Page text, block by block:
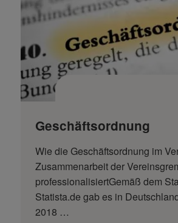
Geschäftsordnung
Wie die Geschäftsordnung im
Zusammenarbeit der
professionalisiertGemäß dem
Statista.de gab es in
2018 …